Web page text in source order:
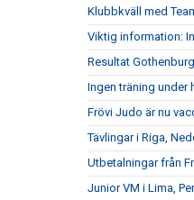
Klubbkväll med
Viktig information:
Resultat
Ingen träning under
Frövi Judo är nu
Tävlingar i Riga,
Utbetalningar från
Junior VM i Lima,